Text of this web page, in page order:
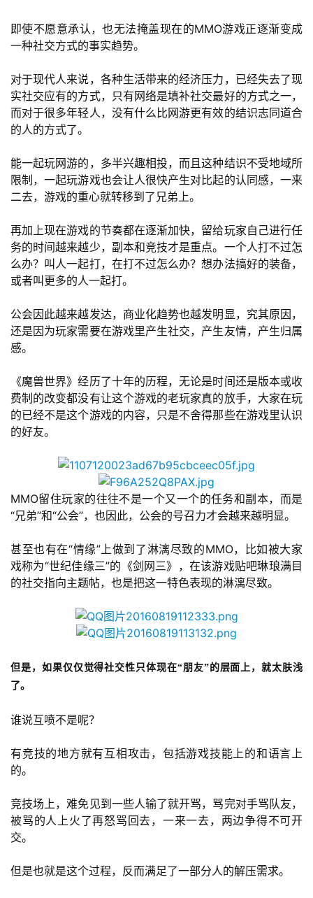
游
茶
创
手
游
单
游
戏
闲
即使不愿意承认，也无法掩盖现在的MMO游戏正逐渐变成
一种社交方式的事实趋势。
对于现代人来说，各种生活带来的经济压力，已经失去了现
实社交应有的方式，只有网络是填补社交最好的方式之一，
而对于很多年轻人，没有什么比网游更有效的结识志同道合
的人的方式了。
能一起玩网游的，多半兴趣相投，而且这种结识不受地域所
限制，一起玩游戏也会让人很快产生对比起的认同感，一来
二去，游戏的重心就转移到了兄弟上。
再加上现在游戏的节奏都在逐渐加快，留给玩家自己进行任
务的时间越来越少，副本和竞技才是重点。一个人打不过怎
么办？叫人一起打，在打不过怎么办？想办法搞好的装备，
或者叫更多的人一起打。
公会因此越来越发达，商业化趋势也越发明显，究其原因，
还是因为玩家需要在游戏里产生社交，产生友情，产生归属
感。
《魔兽世界》经历了十年的历程，无论是时间还是版本或收
费制的改变都没有让这个游戏的老玩家真的放手，大家在玩
的已经不是这个游戏的内容，只是不舍得那些在游戏里认识
的好友。
MMO留住玩家的往往不是一个又一个的任务和副本，而是
“兄弟”和“公会”，也因此，公会的号召力才会越来越明显。
甚至也有在“情缘”上做到了淋漓尽致的MMO，比如被大家
戏称为“世纪佳缘三”的《剑网三》，在该游戏贴吧琳琅满目
的社交指向主题帖，也是把这一特色表现的淋漓尽致。
但是，如果仅仅觉得社交性只体现在“朋友”的层面上，就太肤浅
了。
谁说互喷不是呢？
有竞技的地方就有互相攻击，包括游戏技能上的和语言上
的。
竞技场上，难免见到一些人输了就开骂，骂完对手骂队友，
被骂的人上火了再怒骂回去，一来一去，两边争得不可开
交。
但是也就是这个过程，反而满足了一部分人的解压需求。